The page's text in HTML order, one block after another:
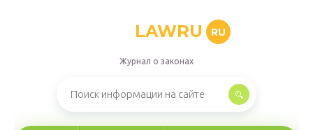
LAWRU RU
Журнал о законах